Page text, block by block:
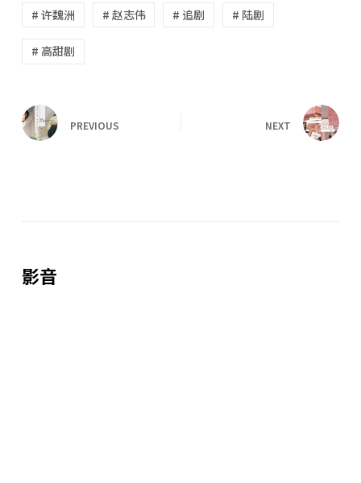
# 许魏洲 # 赵志伟 # 追剧 # 陆剧
# 高甜剧
PREVIOUS NEXT
影音